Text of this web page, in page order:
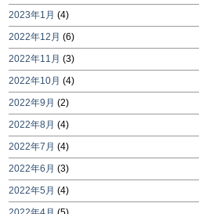
2023年1月 (4)
2022年12月 (6)
2022年11月 (3)
2022年10月 (4)
2022年9月 (2)
2022年8月 (4)
2022年7月 (4)
2022年6月 (3)
2022年5月 (4)